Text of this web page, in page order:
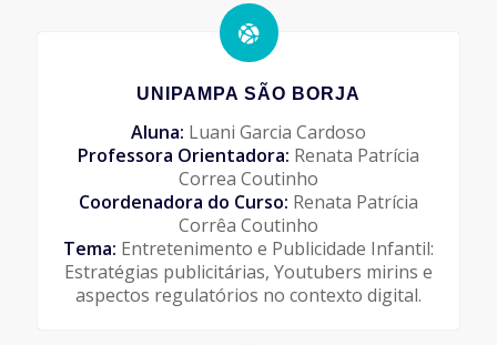
UNIPAMPA SÃO BORJA
Aluna: Luani Garcia Cardoso
Professora Orientadora: Renata Patrícia
Correa Coutinho
Coordenadora do Curso: Renata Patrícia
Corrêa Coutinho
Tema: Entretenimento e Publicidade Infantil:
Estratégias publicitárias, Youtubers mirins e
aspectos regulatórios no contexto digital.